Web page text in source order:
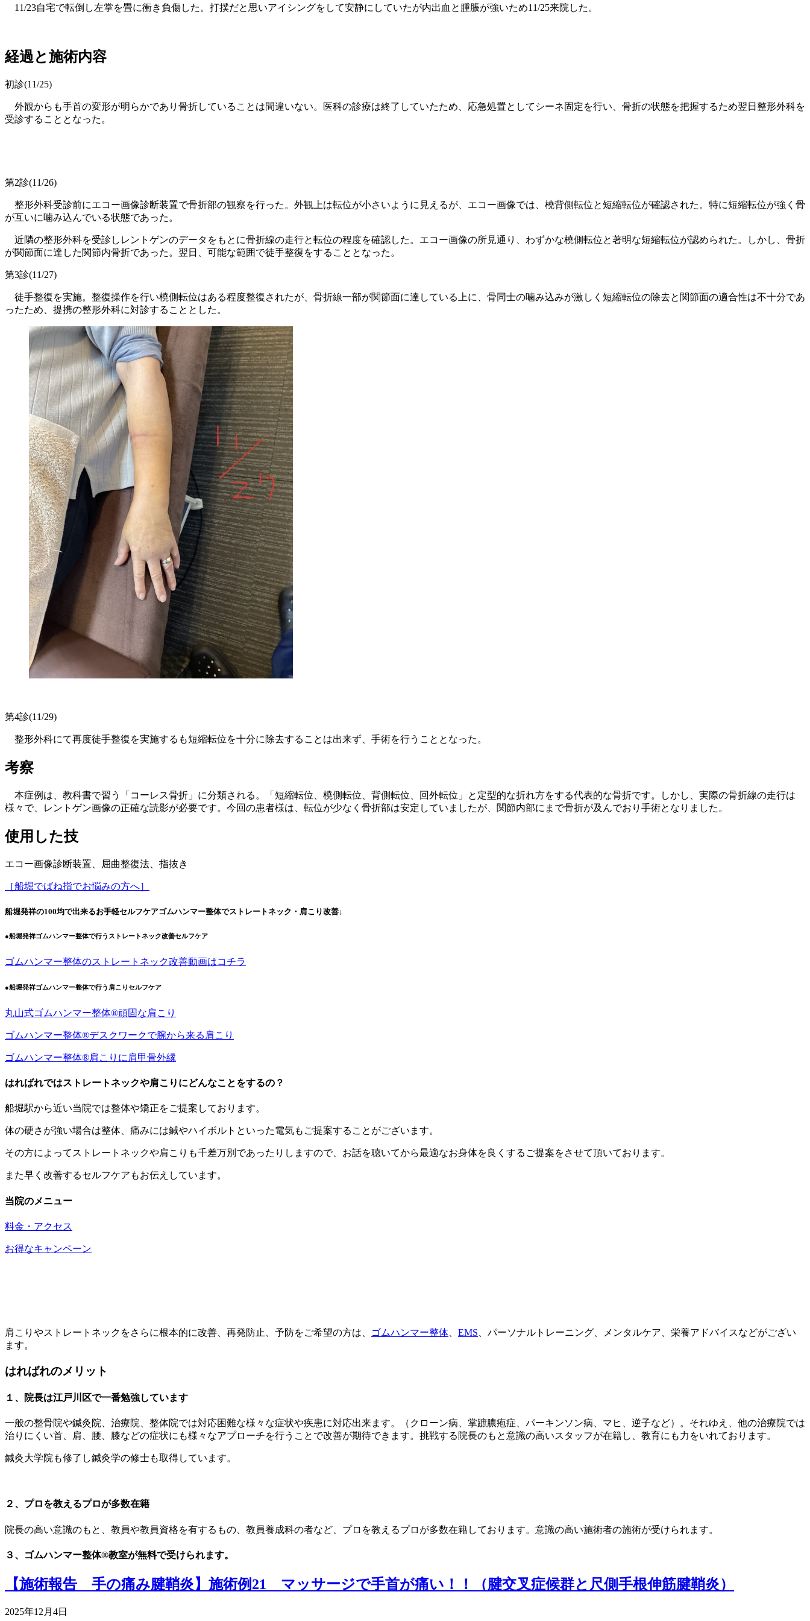
11/23自宅で転倒し左掌を畳に衝き負傷した。打撲だと思いアイシングをして安静にしていたが内出血と腫脹が強いため11/25来院した。
経過と施術内容
初診(11/25)
外観からも手首の変形が明らかであり骨折していることは間違いない。医科の診療は終了していたため、応急処置としてシーネ固定を行い、骨折の状態を把握するため翌日整形外科を
受診することとなった。
第2診(11/26)
整形外科受診前にエコー画像診断装置で骨折部の観察を行った。外観上は転位が小さいように見えるが、エコー画像では、橈背側転位と短縮転位が確認された。特に短縮転位が強く骨
が互いに噛み込んでいる状態であった。
近隣の整形外科を受診しレントゲンのデータをもとに骨折線の走行と転位の程度を確認した。エコー画像の所見通り、わずかな橈側転位と著明な短縮転位が認められた。しかし、骨折
が関節面に達した関節内骨折であった。翌日、可能な範囲で徒手整復をすることとなった。
第3診(11/27)
徒手整復を実施。整復操作を行い橈側転位はある程度整復されたが、骨折線一部が関節面に達している上に、骨同士の噛み込みが激しく短縮転位の除去と関節面の適合性は不十分であ
ったため、提携の整形外科に対診することとした。
第4診(11/29)
整形外科にて再度徒手整復を実施するも短縮転位を十分に除去することは出来ず、手術を行うこととなった。
考察
本症例は、教科書で習う「コーレス骨折」に分類される。「短縮転位、橈側転位、背側転位、回外転位」と定型的な折れ方をする代表的な骨折です。しかし、実際の骨折線の走行は
様々で、レントゲン画像の正確な読影が必要です。今回の患者様は、転位が少なく骨折部は安定していましたが、関節内部にまで骨折が及んでおり手術となりました。
使用した技
エコー画像診断装置、屈曲整復法、指抜き
［船堀でばね指でお悩みの方へ］
船堀発祥の100均で出来るお手軽セルフケアゴムハンマー整体でストレートネック・肩こり改善↓
●船堀発祥ゴムハンマー整体で行うストレートネック改善セルフケア
ゴムハンマー整体のストレートネック改善動画はコチラ
●船堀発祥ゴムハンマー整体で行う肩こりセルフケア
丸山式ゴムハンマー整体®︎頑固な肩こり
ゴムハンマー整体®︎デスクワークで腕から来る肩こり
ゴムハンマー整体®️肩こりに肩甲骨外縁
はればれではストレートネックや肩こりにどんなことをするの？
船堀駅から近い当院では整体や矯正をご提案しております。
体の硬さが強い場合は整体、痛みには鍼やハイボルトといった電気もご提案することがございます。
その方によってストレートネックや肩こりも千差万別であったりしますので、お話を聴いてから最適なお身体を良くするご提案をさせて頂いております。
また早く改善するセルフケアもお伝えしています。
当院のメニュー
料金・アクセス
お得なキャンペーン
肩こりやストレートネックをさらに根本的に改善、再発防止、予防をご希望の方は、 ゴムハンマー整体 EMS 、パーソナルトレーニング、メンタルケア、栄養アドバイスなどがござい
ます。
はればれのメリット
１、院長は江戸川区で一番勉強しています
一般の整骨院や鍼灸院、治療院、整体院では対応困難な様々な症状や疾患に対応出来ます。（クローン病、掌蹠膿疱症、パーキンソン病、マヒ、逆子など）。それゆえ、他の治療院では
治りにくい首、肩、腰、膝などの症状にも様々なアプローチを行うことで改善が期待できます。挑戦する院長のもと意識の高いスタッフが在籍し、教育にも力をいれております。
鍼灸大学院も修了し鍼灸学の修士も取得しています。
２、プロを教えるプロが多数在籍
院長の高い意識のもと、教員や教員資格を有するもの、教員養成科の者など、プロを教えるプロが多数在籍しております。意識の高い施術者の施術が受けられます。
３、ゴムハンマー整体®︎教室が無料で受けられます。
【施術報告 手の痛み腱鞘炎】施術例21 マッサージで手首が痛い！！（腱交叉症候群と尺側手根伸筋腱鞘炎）
2025年12月4日